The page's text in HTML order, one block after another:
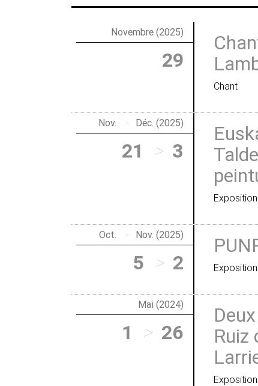
Novembre (2025)
29
Chant
Nov. > Déc. (2025)
21 > 3
Exposition
Oct. > Nov. (2025)
5 > 2 Exposition
Mai (2024)
1 > 26
Ruiz
Exposition